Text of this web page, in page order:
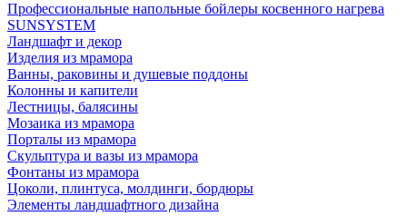
Профессиональные напольные бойлеры косвенного нагрева
SUNSYSTEM
Ландшафт и декор
Изделия из мрамора
Ванны, раковины и душевые поддоны
Колонны и капители
Лестницы, балясины
Мозаика из мрамора
Порталы из мрамора
Скульптура и вазы из мрамора
Фонтаны из мрамора
Цоколи, плинтуса, молдинги, бордюры
Элементы ландшафтного дизайна